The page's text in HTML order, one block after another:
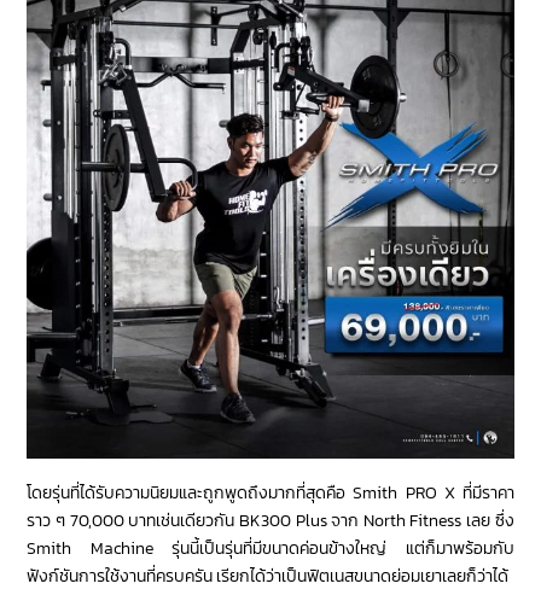
โดยรุ่นที่ได้รับความนิยมและถูกพูดถึงมากที่สุดคือ Smith PRO X ที่มีราคา
ราว ๆ 70,000 บาทเช่นเดียวกัน BK300 Plus จาก North Fitness เลย ซึ่ง
Smith Machine รุ่นนี้เป็นรุ่นที่มีขนาดค่อนข้างใหญ่ แต่ก็มาพร้อมกับ
ฟังก์ชันการใช้งานที่ครบครัน เรียกได้ว่าเป็นฟิตเนสขนาดย่อมเยาเลยก็ว่าได้